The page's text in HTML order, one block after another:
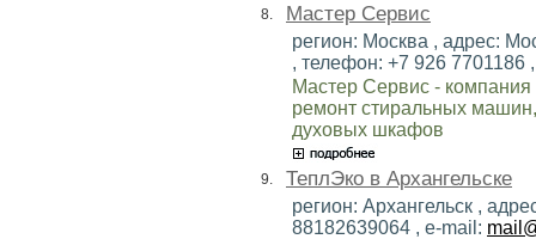
8. Мастер Сервис
регион: Москва , адрес:
, телефон: +7 926 7701186
Мастер Сервис -
ремонт стиральных
духовых шкафов
9. ТеплЭко в Архангельске
регион: Архангельск ,
88182639064 , e-mail: